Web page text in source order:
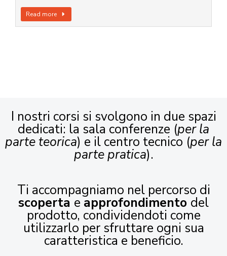
Read more
I nostri corsi si svolgono in due spazi
dedicati: la sala conferenze (per la
parte teorica) e il centro tecnico (per la
parte pratica).
Ti accompagniamo nel percorso di
scoperta e approfondimento del
prodotto, condividendoti come
utilizzarlo per sfruttare ogni sua
caratteristica e beneficio.